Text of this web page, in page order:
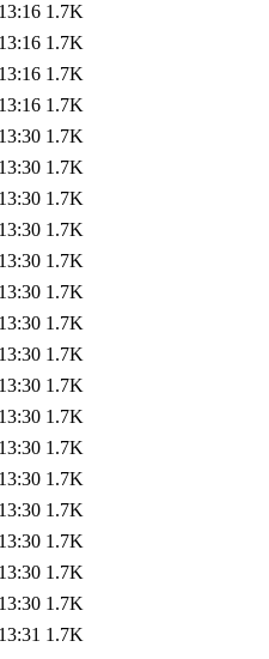
1.7K
1.7K
1.7K
1.7K
1.7K
1.7K
1.7K
1.7K
1.7K
1.7K
1.7K
1.7K
1.7K
1.7K
1.7K
1.7K
1.7K
1.7K
1.7K
1.7K
1.7K